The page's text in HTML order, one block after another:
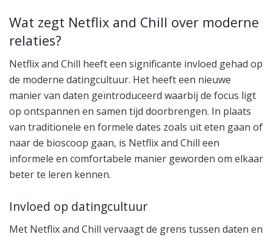
Wat zegt Netflix and Chill over moderne
relaties?
Netflix and Chill heeft een significante invloed gehad op
de moderne datingcultuur. Het heeft een nieuwe
manier van daten geïntroduceerd waarbij de focus ligt
op ontspannen en samen tijd doorbrengen. In plaats
van traditionele en formele dates zoals uit eten gaan of
naar de bioscoop gaan, is Netflix and Chill een
informele en comfortabele manier geworden om elkaar
beter te leren kennen.
Invloed op datingcultuur
Met Netflix and Chill vervaagt de grens tussen daten en